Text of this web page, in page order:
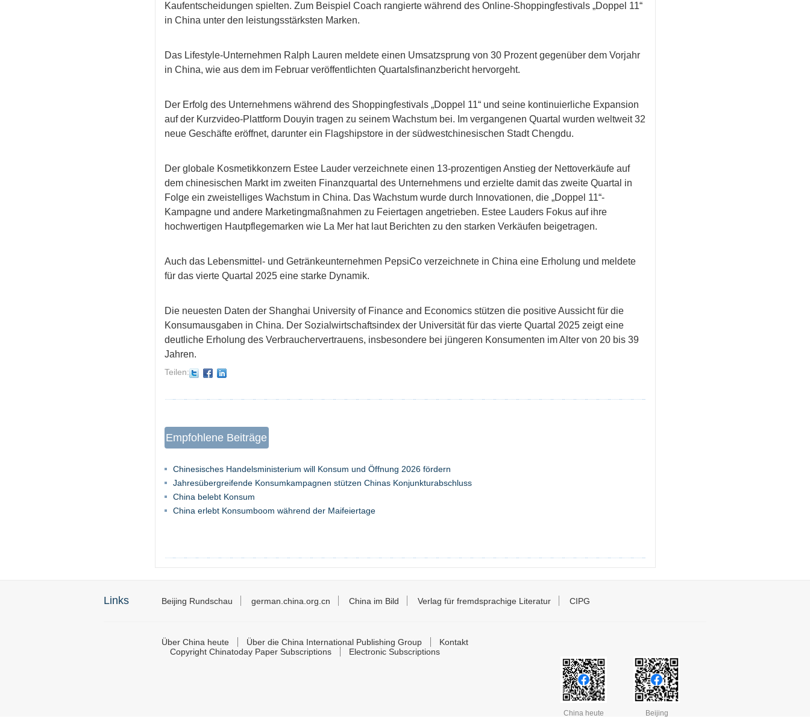
Kaufentscheidungen spielten. Zum Beispiel Coach rangierte während des Online-Shoppingfestivals „Doppel 11“
in China unter den leistungsstärksten Marken.
Das Lifestyle-Unternehmen Ralph Lauren meldete einen Umsatzsprung von 30 Prozent gegenüber dem Vorjahr
in China, wie aus dem im Februar veröffentlichten Quartalsfinanzbericht hervorgeht.
Der Erfolg des Unternehmens während des Shoppingfestivals „Doppel 11“ und seine kontinuierliche Expansion
auf der Kurzvideo-Plattform Douyin tragen zu seinem Wachstum bei. Im vergangenen Quartal wurden weltweit 32
neue Geschäfte eröffnet, darunter ein Flagshipstore in der südwestchinesischen Stadt Chengdu.
Der globale Kosmetikkonzern Estee Lauder verzeichnete einen 13-prozentigen Anstieg der Nettoverkäufe auf
dem chinesischen Markt im zweiten Finanzquartal des Unternehmens und erzielte damit das zweite Quartal in
Folge ein zweistelliges Wachstum in China. Das Wachstum wurde durch Innovationen, die „Doppel 11“-
Kampagne und andere Marketingmaßnahmen zu Feiertagen angetrieben. Estee Lauders Fokus auf ihre
hochwertigen Hautpflegemarken wie La Mer hat laut Berichten zu den starken Verkäufen beigetragen.
Auch das Lebensmittel- und Getränkeunternehmen PepsiCo verzeichnete in China eine Erholung und meldete
für das vierte Quartal 2025 eine starke Dynamik.
Die neuesten Daten der Shanghai University of Finance and Economics stützen die positive Aussicht für die
Konsumausgaben in China. Der Sozialwirtschaftsindex der Universität für das vierte Quartal 2025 zeigt eine
deutliche Erholung des Verbrauchervertrauens, insbesondere bei jüngeren Konsumenten im Alter von 20 bis 39
Jahren.
Teilen:
Empfohlene Beiträge
Chinesisches Handelsministerium will Konsum und Öffnung 2026 fördern
Jahresübergreifende Konsumkampagnen stützen Chinas Konjunkturabschluss
China belebt Konsum
China erlebt Konsumboom während der Maifeiertage
Links Beijing Rundschau german.china.org.cn China im Bild Verlag für fremdsprachige Literatur CIPG
Über China heute Über die China International Publishing Group
Kontakt
Copyright Chinatoday Paper Subscriptions
Electronic Subscriptions
Beijing
China heute